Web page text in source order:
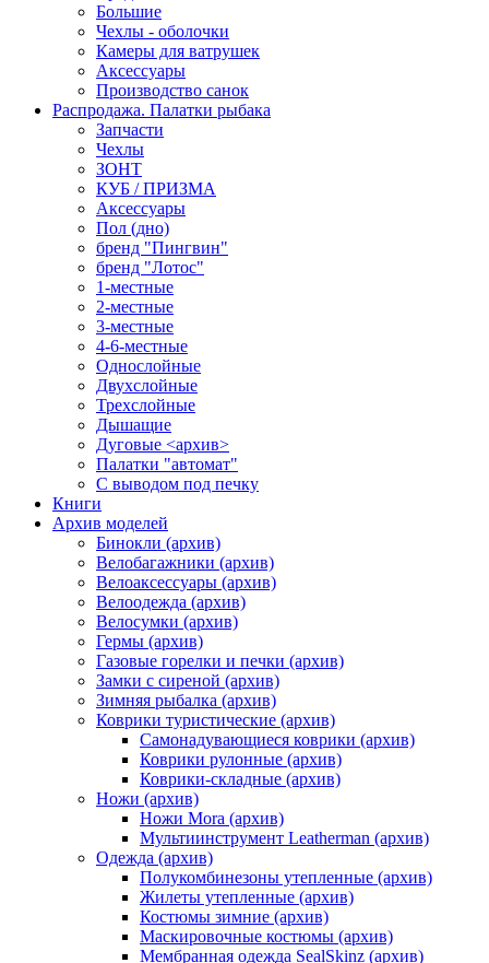
Большие
Чехлы - оболочки
Камеры для ватрушек
Аксессуары
Производство санок
Распродажа. Палатки рыбака
Запчасти
Чехлы
ЗОНТ
КУБ / ПРИЗМА
Аксессуары
Пол (дно)
бренд "Пингвин"
бренд "Лотос"
1-местные
2-местные
3-местные
4-6-местные
Однослойные
Двухслойные
Трехслойные
Дышащие
Дуговые <архив>
Палатки "автомат"
C выводом под печку
Книги
Архив моделей
Бинокли (архив)
Велобагажники (архив)
Велоаксессуары (архив)
Велоодежда (архив)
Велосумки (архив)
Гермы (архив)
Газовые горелки и печки (архив)
Замки с сиреной (архив)
Зимняя рыбалка (архив)
Коврики туристические (архив)
Самонадувающиеся коврики (архив)
Коврики рулонные (архив)
Коврики-складные (архив)
Ножи (архив)
Ножи Mora (архив)
Мультиинструмент Leatherman (архив)
Одежда (архив)
Полукомбинезоны утепленные (архив)
Жилеты утепленные (архив)
Костюмы зимние (архив)
Маскировочные костюмы (архив)
Мембранная одежда SealSkinz (архив)